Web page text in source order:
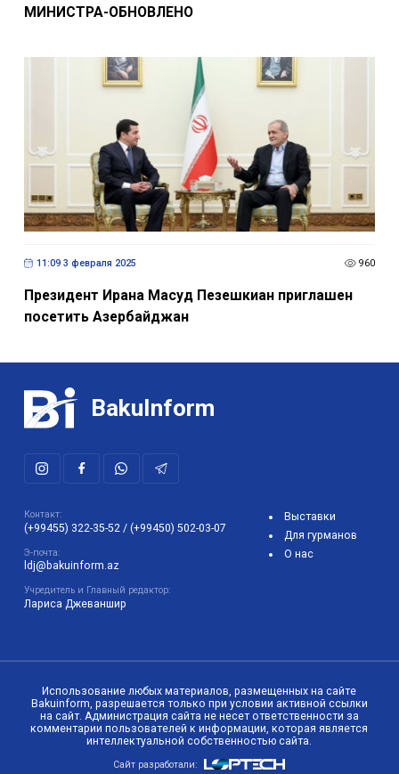
МИНИСТРА-ОБНОВЛЕНО
11:09 3 февраля 2025 960
Президент Ирана Масуд Пезешкиан приглашен
посетить Азербайджан
BakuInform
Контакт:
(+99455) 322-35-52 / (+99450) 502-03-07
Э-почта:
ldj@bakuinform.az
Учредитель и Главный редактор:
Лариса Джеваншир
Выставки
Для гурманов
О нас
Использование любых материалов, размещенных на сайте
Bakuinform, разрешается только при условии активной ссылки
на сайт. Администрация сайта не несет ответственности за
комментарии пользователей к информации, которая является
интеллектуальной собственностью сайта.
Сайт разработали: